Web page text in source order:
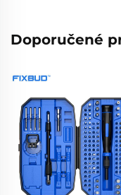
Doporučené